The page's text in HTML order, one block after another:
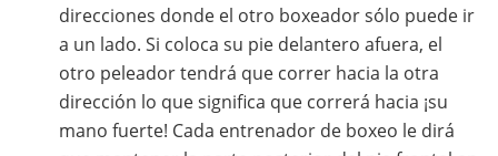
direcciones donde el otro boxeador sólo puede ir
a un lado. Si coloca su pie delantero afuera, el
otro peleador tendrá que correr hacia la otra
dirección lo que significa que correrá hacia ¡su
mano fuerte! Cada entrenador de boxeo le dirá